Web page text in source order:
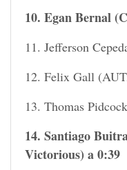
10. Egan Bernal
11. Jefferson
12. Felix Gall
13. Thomas
14. Santiago
Victorious) a 0:39